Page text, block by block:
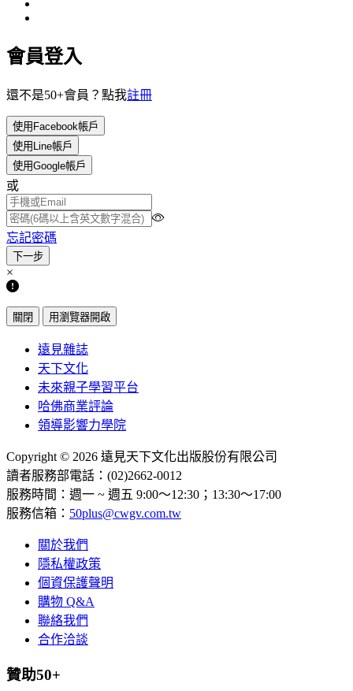
會員登入
還不是50+會員？點我註冊
使用Facebook帳戶
使用Line帳戶
使用Google帳戶
或
忘記密碼
×
關閉 用瀏覽器開啟
遠見雜誌
天下文化
未來親子學習平台
哈佛商業評論
領導影響力學院
Copyright © 2026 遠見天下文化出版股份有限公司
讀者服務部電話：(02)2662-0012
服務時間：週一 ~ 週五 9:00～12:30；13:30～17:00
服務信箱： 50plus@cwgv.com.tw
關於我們
隱私權政策
個資保護聲明
購物 Q&A
聯絡我們
合作洽談
贊助50+